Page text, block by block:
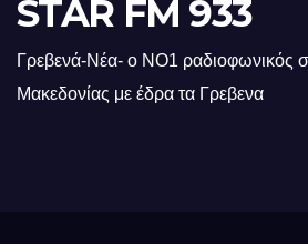
STAR FM 933
Γρεβενά-Νέα- ο ΝΟ1 ραδιοφωνικός
Μακεδονίας με έδρα τα Γρεβενα